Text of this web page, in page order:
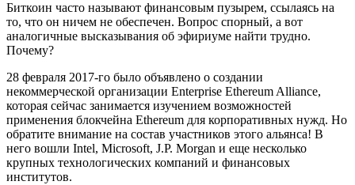
Биткоин часто называют финансовым пузырем, ссылаясь на
то, что он ничем не обеспечен. Вопрос спорный, а вот
аналогичные высказывания об эфириуме найти трудно.
Почему?
28 февраля 2017-го было объявлено о создании
некоммерческой организации Enterprise Ethereum Alliance,
которая сейчас занимается изучением возможностей
применения блокчейна Ethereum для корпоративных нужд. Но
обратите внимание на состав участников этого альянса! В
него вошли Intel, Microsoft, J.P. Morgan и еще несколько
крупных технологических компаний и финансовых
институтов.